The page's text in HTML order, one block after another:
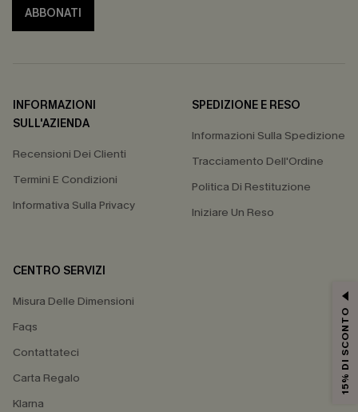
ABBONATI
INFORMAZIONI
SULL'AZIENDA
Recensioni Dei Clienti
Termini E Condizioni
Informativa Sulla Privacy
SPEDIZIONE E RESO
Informazioni Sulla Spedizione
Tracciamento Dell'Ordine
Politica Di Restituzione
Iniziare Un Reso
CENTRO SERVIZI
Misura Delle Dimensioni
Faqs
Contattateci
Carta Regalo
Klarna
15% DI SCONTO